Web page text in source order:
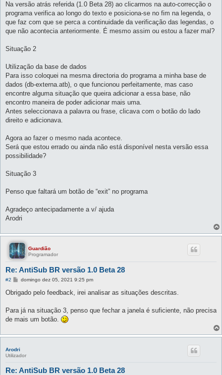
Na versão atrás referida (1.0 Beta 28) ao clicarmos na auto-correcção o
programa verifica ao longo do texto e posiciona-se no fim na legenda, o
que faz com que se perca a continuidade da verificação das legendas, o
que não acontecia anteriormente. É mesmo assim ou estou a fazer mal?
Situação 2
Utilização da base de dados
Para isso coloquei na mesma directoria do programa a minha base de
dados (db-externa.atb), o que funcionou perfeitamente, mas caso
encontre alguma situação que queira adicionar a essa base, não
encontro maneira de poder adicionar mais uma.
Antes seleccionava a palavra ou frase, clicava com o botão do lado
direito e adicionava.
Agora ao fazer o mesmo nada acontece.
Será que estou errado ou ainda não está disponível nesta versão essa
possibilidade?
Situação 3
Penso que faltará um botão de “exit” no programa
Agradeço antecipadamente a v/ ajuda
Arodri
Guardião
Programador
Re: AntiSub BR versão 1.0 Beta 28
#2
M
n
s
g
e
m
domingo dez 05, 2021 9:25 pm
Obrigado pelo feedback, irei analisar as situações descritas.
Para já na situação 3, penso que fechar a janela é suficiente, não precisa
de mais um botão.
Arodri
Utilizador
Re: AntiSub BR versão 1.0 Beta 28